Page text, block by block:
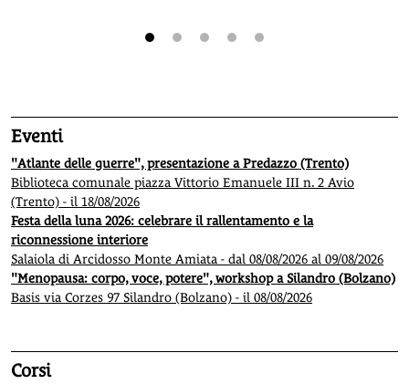
Eventi
"Atlante delle guerre", presentazione a Predazzo (Trento)
Biblioteca comunale piazza Vittorio Emanuele III n. 2 Avio
(Trento) - il 18/08/2026
Festa della luna 2026: celebrare il rallentamento e la
riconnessione interiore
Salaiola di Arcidosso Monte Amiata - dal 08/08/2026 al 09/08/2026
"Menopausa: corpo, voce, potere", workshop a Silandro (Bolzano)
Basis via Corzes 97 Silandro (Bolzano) - il 08/08/2026
Corsi